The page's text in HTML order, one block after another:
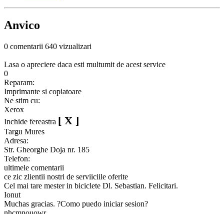
Anvico
0 comentarii 640 vizualizari
Lasa o apreciere daca esti multumit de acest service
0
Reparam:
Imprimante si copiatoare
Ne stim cu:
Xerox
Inchide fereastra [ X ]
Targu Mures
Adresa:
Str. Gheorghe Doja nr. 185
Telefon:
ultimele comentarii
ce zic zlientii nostri de serviiciile oferite
Cel mai tare mester in biciclete Dl. Sebastian. Felicitari.
Ionut
Muchas gracias. ?Como puedo iniciar sesion?